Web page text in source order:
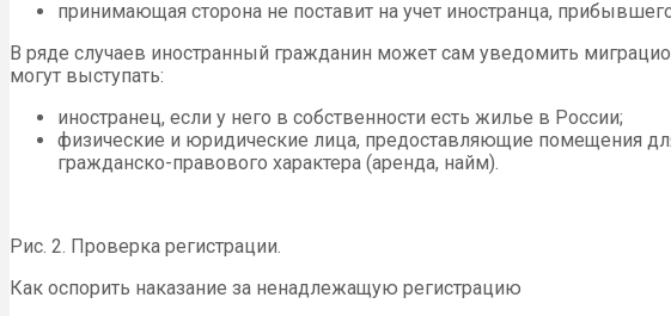
принимающая сторона не поставит на учет иностранца,
В ряде случаев иностранный гражданин может сам уведомить
могут выступать:
иностранец, если у него в собственности есть жилье в России;
физические и юридические лица, предоставляющие помещения
гражданско-правового характера (аренда, найм).
Рис. 2. Проверка регистрации.
Как оспорить наказание за ненадлежащую регистрацию